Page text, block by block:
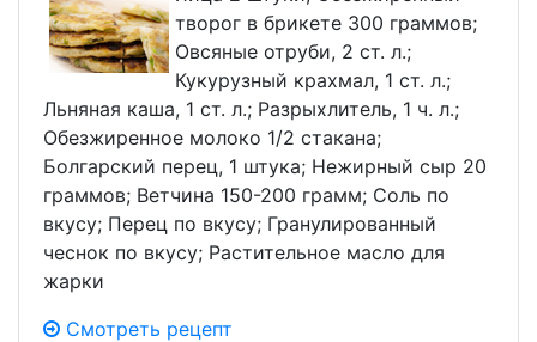
творог в брикете 300 граммов;
Овсяные отруби, 2 ст. л.;
Кукурузный крахмал, 1 ст. л.;
Льняная каша, 1 ст. л.; Разрыхлитель, 1 ч. л.;
Обезжиренное молоко 1/2 стакана;
Болгарский перец, 1 штука; Нежирный сыр 20
граммов; Ветчина 150-200 грамм; Соль по
вкусу; Перец по вкусу; Гранулированный
чеснок по вкусу; Растительное масло для
жарки
Смотреть рецепт